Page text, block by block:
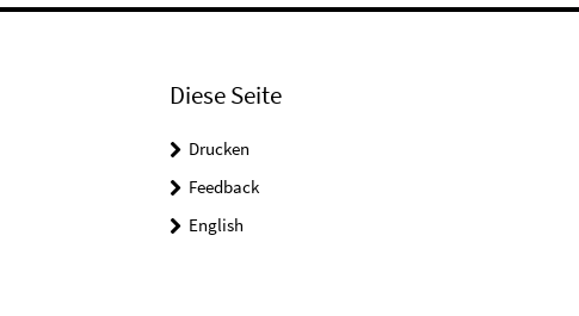
Diese Seite
Drucken
Feedback
English